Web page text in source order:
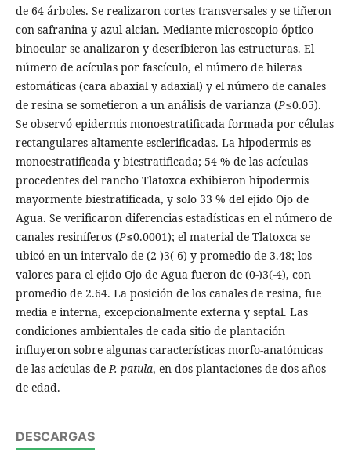
de 64 árboles. Se realizaron cortes transversales y se tiñeron
con safranina y azul-alcian. Mediante microscopio óptico
binocular se analizaron y describieron las estructuras. El
número de acículas por fascículo, el número de hileras
estomáticas (cara abaxial y adaxial) y el número de canales
de resina se sometieron a un análisis de varianza (P≤0.05).
Se observó epidermis monoestratificada formada por células
rectangulares altamente esclerificadas. La hipodermis es
monoestratificada y biestratificada; 54 % de las acículas
procedentes del rancho Tlatoxca exhibieron hipodermis
mayormente biestratificada, y solo 33 % del ejido Ojo de
Agua. Se verificaron diferencias estadísticas en el número de
canales resiníferos (P≤0.0001); el material de Tlatoxca se
ubicó en un intervalo de (2-)3(-6) y promedio de 3.48; los
valores para el ejido Ojo de Agua fueron de (0-)3(-4), con
promedio de 2.64. La posición de los canales de resina, fue
media e interna, excepcionalmente externa y septal. Las
condiciones ambientales de cada sitio de plantación
influyeron sobre algunas características morfo-anatómicas
de las acículas deP. patula, en dos plantaciones de dos años
de edad.
DESCARGAS